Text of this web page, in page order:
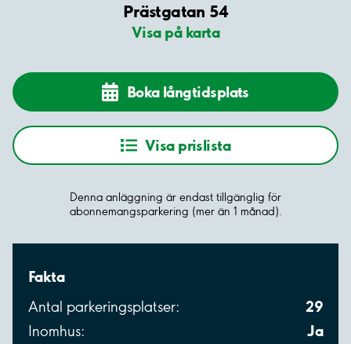
Prästgatan 54
Visa på karta
Boka långtidsplats
Visa prislista
Denna anläggning är endast tillgänglig för
abonnemangsparkering (mer än 1 månad).
Fakta
Antal parkeringsplatser: 29
Inomhus: Ja